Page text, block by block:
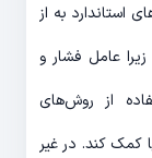
به از
عامل فشار و
از روش‌های
کمک کند. در غیر